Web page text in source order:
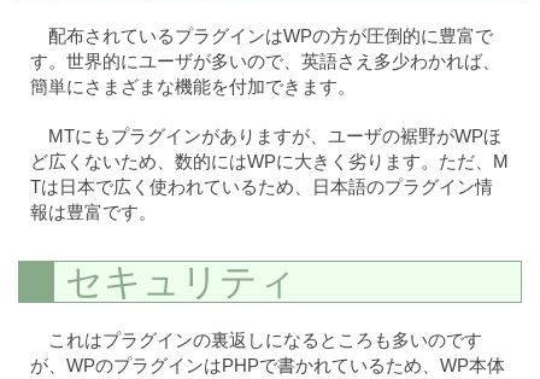
配布されているプラグインはWPの方が圧倒的に豊富で
す。世界的にユーザが多いので、英語さえ多少わかれば、
簡単にさまざまな機能を付加できます。
MTにもプラグインがありますが、ユーザの裾野がWPほ
ど広くないため、数的にはWPに大きく劣ります。ただ、M
Tは日本で広く使われているため、日本語のプラグイン情
報は豊富です。
セキュリティ
これはプラグインの裏返しになるところも多いのです
が、WPのプラグインはPHPで書かれているため、WP本体